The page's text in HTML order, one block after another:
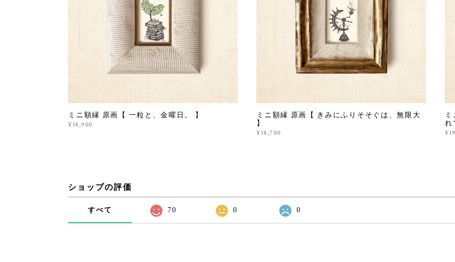
ミニ額縁 原画【 一粒と、金曜日。 】
¥18,900
ミニ額縁 原画【 きみにふりそそぐは、無限大
】
¥18,700
れ
ショップの評価
すべて 70 0 0